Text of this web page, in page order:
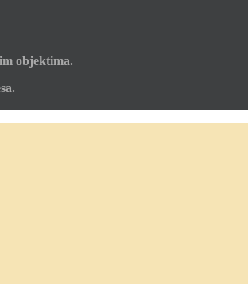
objektima.